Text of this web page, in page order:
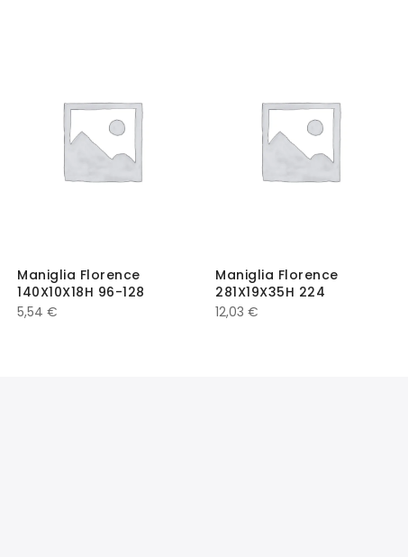
Maniglia Florence
140X10X18H 96-128
5,54 €
Maniglia Florence
281X19X35H 224
12,03 €